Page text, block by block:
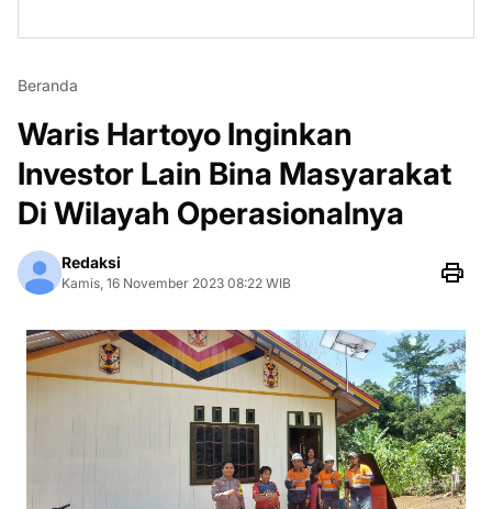
Beranda
Waris Hartoyo Inginkan
Investor Lain Bina Masyarakat
Di Wilayah Operasionalnya
Redaksi
Kamis, 16 November 2023 08:22 WIB